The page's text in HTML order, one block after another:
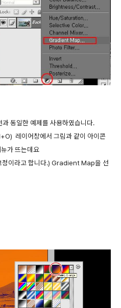
동일한 예제를 사용하였습니다.
레이어창에서 그림과 같이 아이콘
가 뜨는데요
이라고 합니다.) Gradient Map을 선